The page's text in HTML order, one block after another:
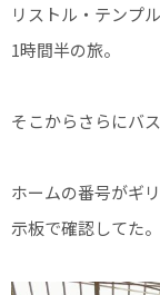
リストル・テンプ
1時間半の旅。
そこからさらにバ
ホームの番号がギ
示板で確認してた。